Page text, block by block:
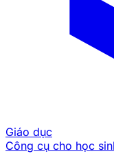
Giáo dục
Công cụ cho học